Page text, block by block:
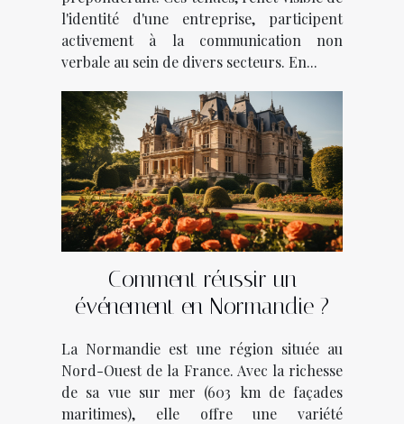
l'identité d'une entreprise, participent
activement à la communication non
verbale au sein de divers secteurs. En...
Comment réussir un
événement en Normandie ?
La Normandie est une région située au
Nord-Ouest de la France. Avec la richesse
de sa vue sur mer (603 km de façades
maritimes), elle offre une variété